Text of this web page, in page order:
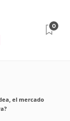
0
el mercado